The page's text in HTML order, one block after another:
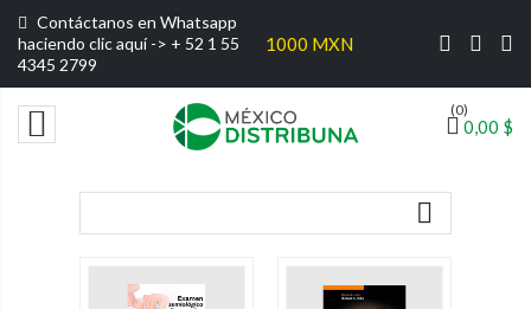
Contáctanos en Whatsapp
haciendo clic aquí -> + 52 1 55
4345 2799
por compras superiores a $1000 MXN
 0,00 $
(0)
